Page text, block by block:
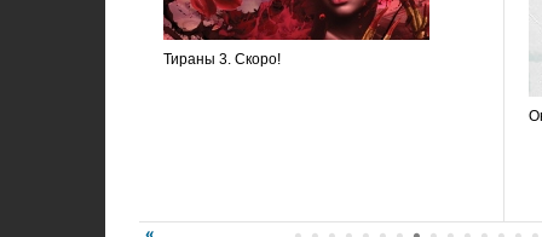
Тираны 3. Скоро!